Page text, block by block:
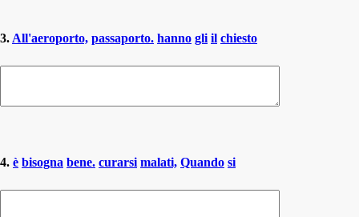
3. All'aeroporto, passaporto. hanno gli il chiesto
4. è bisogna bene. curarsi malati, Quando si